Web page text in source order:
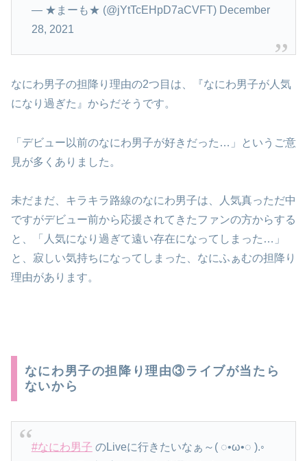
— ★まーも★ (@jYtTcEHpD7aCVFT) December
28, 2021
なにわ男子の担降り理由の2つ目は、『なにわ男子が人気
になり過ぎた』からだそうです。
「デビュー以前のなにわ男子が好きだった…」というご意
見が多くありました。
未だまだ、キラキラ路線のなにわ男子は、人気真っただ中
ですがデビュー前から応援されてきたファンの方からする
と、「人気になり過ぎて遠い存在になってしまった…」
と、寂しい気持ちになってしまった、なにふぁむの担降り
理由があります。
なにわ男子の担降り理由③ライブが当たら
ないから
#なにわ男子 のLiveに行きたいなぁ～( ◌•ω•◌ ).◦